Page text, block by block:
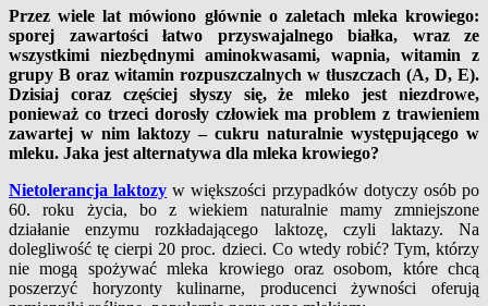
Przez wiele lat mówiono głównie o zaletach mleka krowiego:
sporej zawartości łatwo przyswajalnego białka, wraz ze
wszystkimi niezbędnymi aminokwasami, wapnia, witamin z
grupy B oraz witamin rozpuszczalnych w tłuszczach (A, D, E).
Dzisiaj coraz częściej słyszy się, że mleko jest niezdrowe,
ponieważ co trzeci dorosły człowiek ma problem z trawieniem
zawartej w nim laktozy – cukru naturalnie występującego w
mleku. Jaka jest alternatywa dla mleka krowiego?
Nietolerancja laktozy w większości przypadków dotyczy osób po
60. roku życia, bo z wiekiem naturalnie mamy zmniejszone
działanie enzymu rozkładającego laktozę, czyli laktazy. Na
dolegliwość tę cierpi 20 proc. dzieci. Co wtedy robić? Tym, którzy
nie mogą spożywać mleka krowiego oraz osobom, które chcą
poszerzyć horyzonty kulinarne, producenci żywności oferują